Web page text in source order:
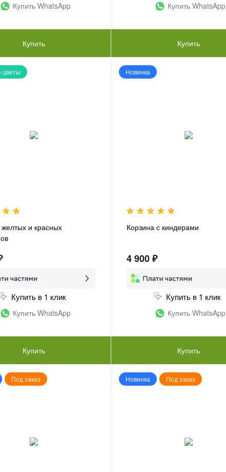
Купить WhatsApp
Купить
Купить WhatsApp
Купить
цветы
желтых и красных
Купить в 1 клик
Купить WhatsApp
Купить
Новинка
Корзина с киндерами
4 900 ₽
Купить в 1 клик
Купить WhatsApp
Купить
Под заказ Новинка Под заказ